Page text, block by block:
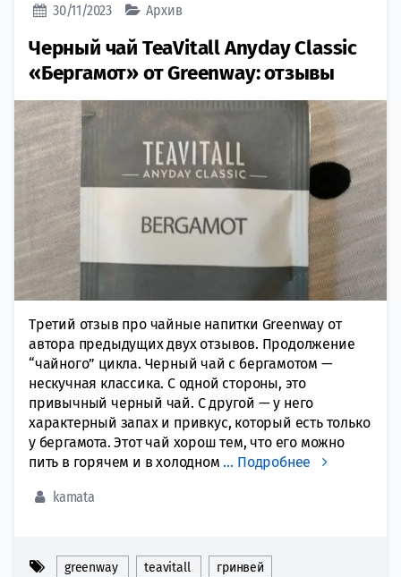
30/11/2023 Архив
Черный чай TeaVitall Anyday Classic
«Бергамот» от Greenway: отзывы
Третий отзыв про чайные напитки Greenway от
автора предыдущих двух отзывов. Продолжение
“чайного” цикла. Черный чай с бергамотом —
нескучная классика. С одной стороны, это
привычный черный чай. С другой — у него
характерный запах и привкус, который есть только
у бергамота. Этот чай хорош тем, что его можно
пить в горячем и в холодном… Подробнее
kamata
greenway teavitall гринвей